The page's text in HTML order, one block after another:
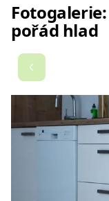
pořád hlad